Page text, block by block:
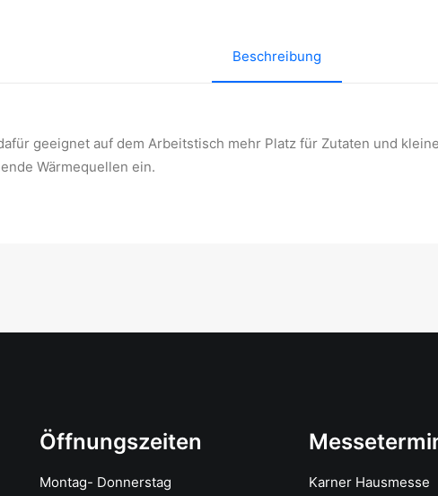
Beschreibung
geeignet auf dem Arbeitstisch mehr Platz für Zutaten und
Wärmequellen ein.
Öffnungszeiten
Montag- Donnerstag
Karner Hausmesse